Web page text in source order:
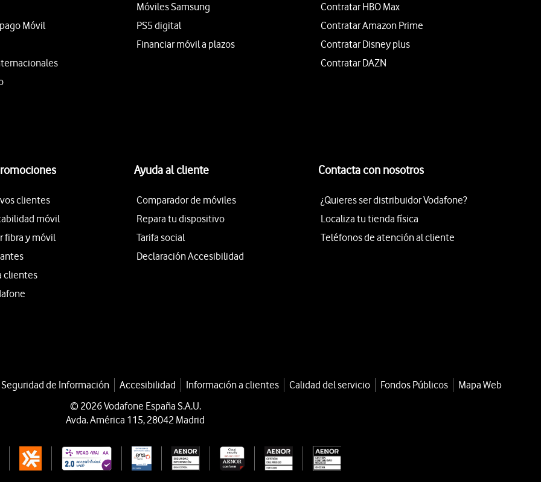
Móvil
Móviles Samsung
PS5 digital
Financiar móvil a plazos
Contratar HBO Max
Contratar Amazon Prime
Contratar Disney plus
Contratar DAZN
clientes
móvil
fibra y móvil
clientes
Ayuda al cliente
Comparador de móviles
Repara tu dispositivo
Tarifa social
Declaración Accesibilidad
Contacta con nosotros
¿Quieres ser distribuidor Vodafone?
Localiza tu tienda física
Teléfonos de atención al cliente
de Información Accesibilidad Información a clientes Calidad del servicio Fondos Públicos
Mapa Web
© 2026 Vodafone España S.A.U.
Avda. América 115, 28042 Madrid